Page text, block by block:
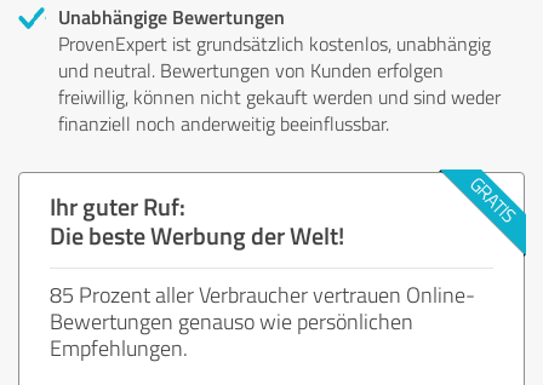
Unabhängige Bewertungen
ProvenExpert ist grundsätzlich kostenlos, unabhängig
und neutral. Bewertungen von Kunden erfolgen
freiwillig, können nicht gekauft werden und sind weder
finanziell noch anderweitig beeinflussbar.
Ihr guter Ruf:
Die beste Werbung der Welt!
85 Prozent aller Verbraucher vertrauen Online-
Bewertungen genauso wie persönlichen
Empfehlungen.